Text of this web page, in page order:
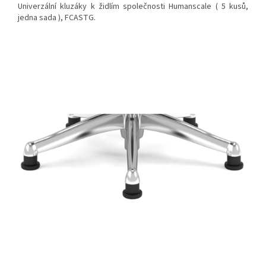
Univerzální kluzáky k židlím společnosti Humanscale ( 5 kusů,
jedna sada ), FCASTG.